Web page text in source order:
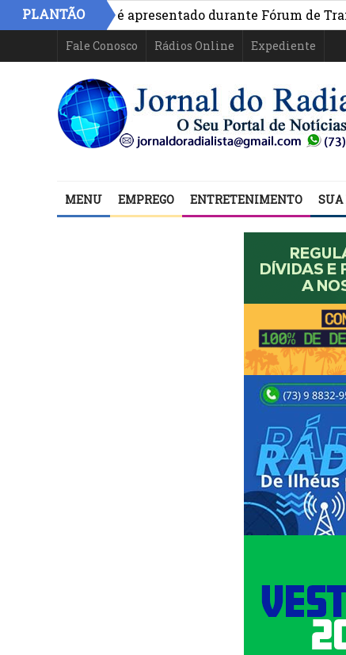
PLANTÃO
na Bahia é apresentado durante Fórum de
Fale Conosco Rádios Online Expediente
MENU EMPREGO ENTRETENIMENTO SUA